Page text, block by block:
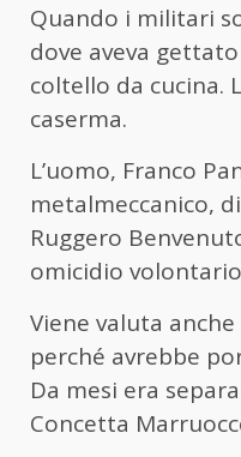
Quando i militari
dove aveva
coltello da cucina.
caserma.
L’uomo, Franco
metalmeccanico,
Ruggero
omicidio
Viene valuta
perché avrebbe
Da mesi era
Concetta